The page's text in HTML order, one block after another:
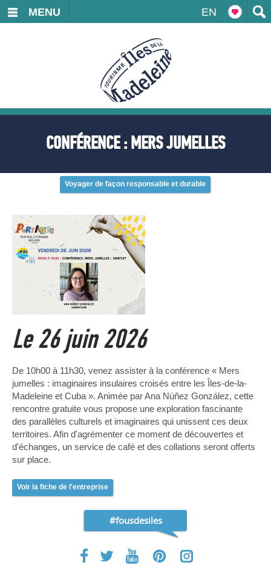
EN
MENU
CONFÉRENCE : MERS JUMELLES
Voyager de façon responsable et durable
Le 26 juin 2026
De 10h00 à 11h30, venez assister à la conférence « Mers
jumelles : imaginaires insulaires croisés entre les Îles-de-la-
Madeleine et Cuba ». Animée par Ana Núñez González, cette
rencontre gratuite vous propose une exploration fascinante
des parallèles culturels et imaginaires qui unissent ces deux
territoires. Afin d'agrémenter ce moment de découvertes et
d'échanges, un service de café et des collations seront offerts
sur place.
Voir la fiche de l'entreprise
#fousdesiles